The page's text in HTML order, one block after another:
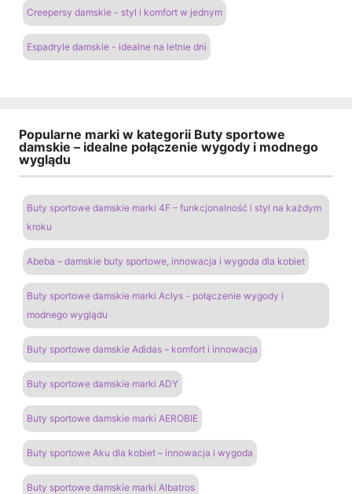
Creepersy damskie - styl i komfort w jednym
Espadryle damskie - idealne na letnie dni
Popularne marki w kategorii Buty sportowe
damskie – idealne połączenie wygody i modnego
wyglądu
Buty sportowe damskie marki 4F – funkcjonalność i styl na każdym
kroku
Abeba – damskie buty sportowe, innowacja i wygoda dla kobiet
Buty sportowe damskie marki Aclys - połączenie wygody i
modnego wyglądu
Buty sportowe damskie Adidas – komfort i innowacja
Buty sportowe damskie marki ADY
Buty sportowe damskie marki AEROBIE
Buty sportowe Aku dla kobiet – innowacja i wygoda
Buty sportowe damskie marki Albatros